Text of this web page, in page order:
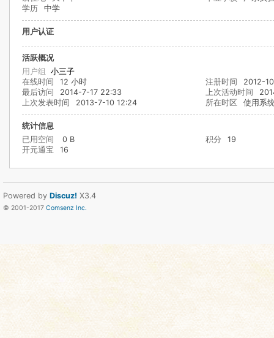
学历
中学
用户认证
活跃概况
用户组 小三子
在线时间
12 小时 注册时间
2012-
最后访问
2014-7-17 22:33 上次活动时间
上次发表时间
2013-7-10 12:24 所在时区 使用系
统计信息
已用空间
0 B 积分
19
开元通宝
16
Powered by Discuz! X3.4
© 2001-2017 Comsenz Inc.